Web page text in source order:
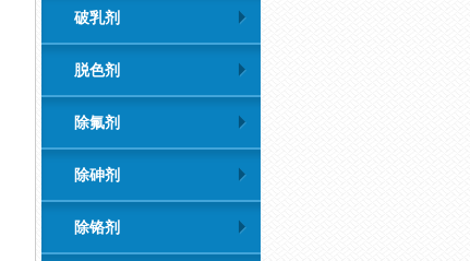
破乳剂
脱色剂
除氟剂
除砷剂
除铬剂